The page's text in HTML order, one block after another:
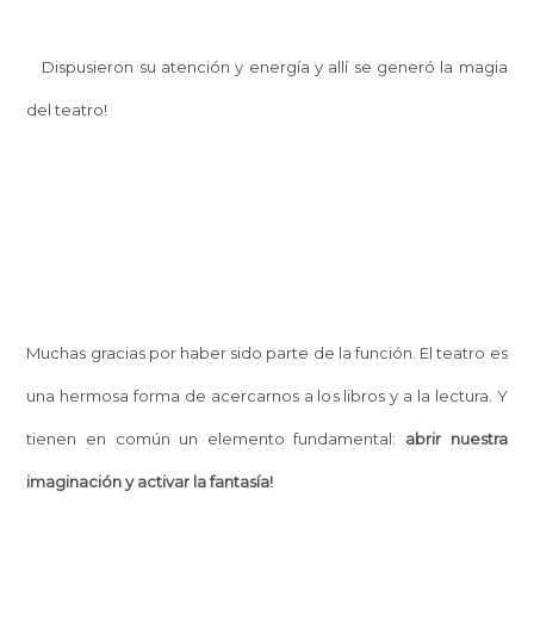
Dispusieron su atención y energía y allí se generó la magia
del teatro!
Muchas gracias por haber sido parte de la función. El teatro es
una hermosa forma de acercarnos a los libros y a la lectura. Y
tienen en común un elemento fundamental: abrir nuestra
imaginación y activar la fantasía!